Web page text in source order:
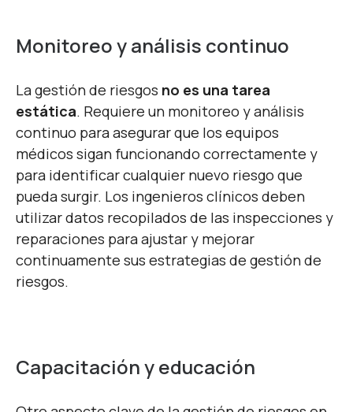
Monitoreo y análisis continuo
La gestión de riesgos no es una tarea
estática. Requiere un monitoreo y análisis
continuo para asegurar que los equipos
médicos sigan funcionando correctamente y
para identificar cualquier nuevo riesgo que
pueda surgir. Los ingenieros clínicos deben
utilizar datos recopilados de las inspecciones y
reparaciones para ajustar y mejorar
continuamente sus estrategias de gestión de
riesgos.
Capacitación y educación